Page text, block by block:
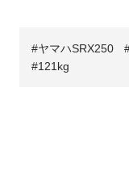
ヤマハSRX250
121kg